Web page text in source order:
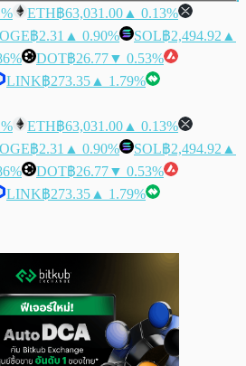
ETH฿63,031.00 ▲ 0.13%
฿2.31 ▲ 0.90% SOL฿2,494.92 ▲
DOT฿26.77▼ 0.53%
LINK฿273.35 ▲ 1.79%
ETH฿63,031.00 ▲ 0.13%
฿2.31 ▲ 0.90% SOL฿2,494.92 ▲
DOT฿26.77▼ 0.53%
LINK฿273.35 ▲ 1.79%